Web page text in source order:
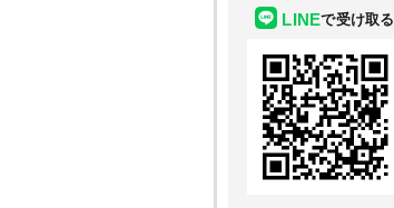
LINEで受け取る